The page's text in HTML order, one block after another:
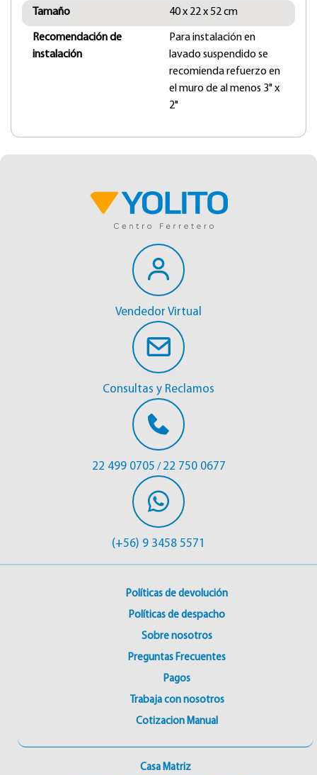
Tamaño 40 x 22 x 52 cm
Recomendación de
instalación
Para instalación en
lavado suspendido se
recomienda refuerzo en
el muro de al menos 3" x
2"
Vendedor Virtual
Consultas y Reclamos
22 499 0705 / 22 750 0677
(+56) 9 3458 5571
Políticas de devolución
Políticas de despacho
Sobre nosotros
Preguntas Frecuentes
Pagos
Trabaja con nosotros
Cotizacion Manual
Casa Matriz